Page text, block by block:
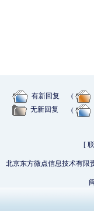
有新回复 (
无新回复 (
[
北京东方微点信息技术有限